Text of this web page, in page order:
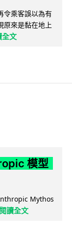
令乘客誤以為有
原來是黏在地上
全文
模型
Mythos
閱讀全文